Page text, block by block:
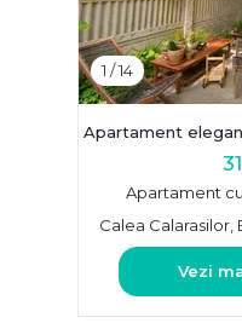
1 /14
Apartament
Apartament
Calea Calarasilor,
Vezi